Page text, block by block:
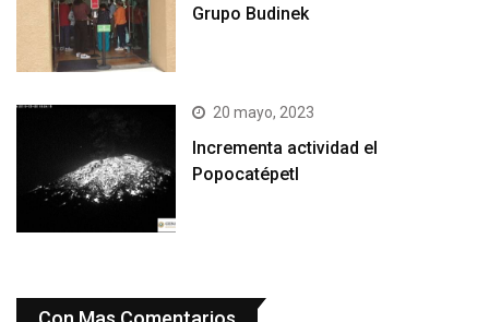
Grupo Budinek
20 mayo, 2023
Incrementa actividad el
Popocatépetl